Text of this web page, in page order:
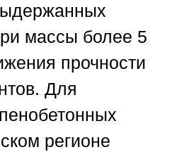
массы более 5
прочности
Для
регионе